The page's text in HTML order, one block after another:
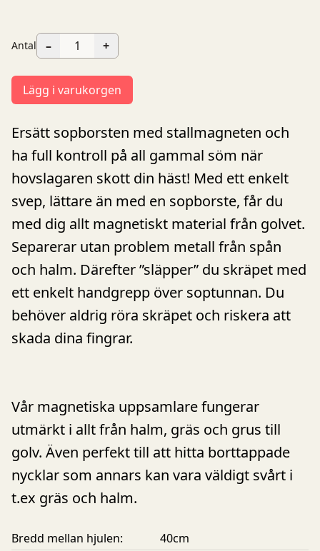
Antal – +
Lägg i varukorgen
Ersätt sopborsten med stallmagneten och
ha full kontroll på all gammal söm när
hovslagaren skott din häst! Med ett enkelt
svep, lättare än med en sopborste, får du
med dig allt magnetiskt material från golvet.
Separerar utan problem metall från spån
och halm. Därefter ”släpper” du skräpet med
ett enkelt handgrepp över soptunnan. Du
behöver aldrig röra skräpet och riskera att
skada dina fingrar.
Vår magnetiska uppsamlare fungerar
utmärkt i allt från halm, gräs och grus till
golv. Även perfekt till att hitta borttappade
nycklar som annars kan vara väldigt svårt i
t.ex gräs och halm.
Bredd mellan hjulen:
40cm